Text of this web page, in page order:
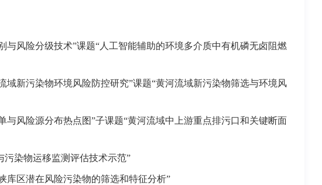
风险分级技术”课题“人工智能辅助的环境多介质中有机磷无卤阻燃
新污染物环境风险防控研究”课题“黄河流域新污染物筛选与环境风
风险源分布热点图”子课题“黄河流域中上游重点排污口和关键断面
污染物运移监测评估技术示范”
库区潜在风险污染物的筛选和特征分析”